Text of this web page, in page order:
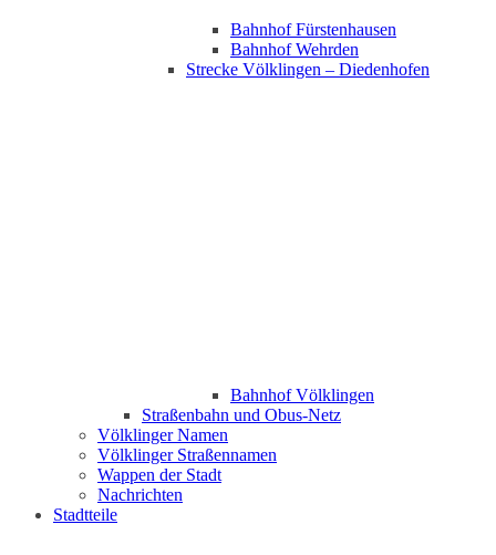
Bahnhof Fürstenhausen
Bahnhof Wehrden
Strecke Völklingen – Diedenhofen
Bahnhof Völklingen
Straßenbahn und Obus-Netz
Völklinger Namen
Völklinger Straßennamen
Wappen der Stadt
Nachrichten
Stadtteile